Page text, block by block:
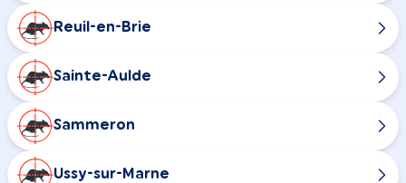
Reuil-en-Brie
Sainte-Aulde
Sammeron
Ussy-sur-Marne